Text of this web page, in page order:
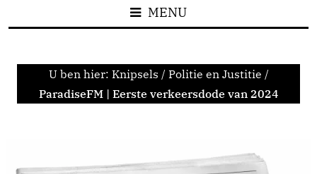
MENU
U ben hier: Knipsels / Politie en Justitie /
ParadiseFM | Eerste verkeersdode van 2024